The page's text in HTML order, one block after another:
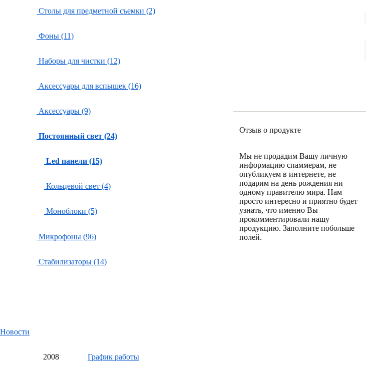
Столы для предметной съемки (2)
Фоны (11)
Наборы для чистки (12)
Аксессуары для вспышек (16)
Аксессуары (9)
Постоянный свет (24)
Led панели (15)
Кольцевой свет (4)
Моноблоки (5)
Микрофоны (96)
Стабилизаторы (14)
Новости
2008 График работы
Отзыв о продукте
Мы не продадим Вашу личную
информацию спаммерам, не
опубликуем в интернете, не
подарим на день рождения ни
одному правителю мира. Нам
просто интересно и приятно будет
узнать, что именно Вы
прокомментировали нашу
продукцию. Заполните побольше
полей.